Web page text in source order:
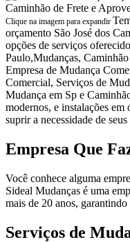
Clique na imagem para expandir
orçamento São José dos
opções de serviços
Paulo,Mudanças,
Empresa de Mudança
Comercial, Serviços de
Mudança em Sp e
modernos, e instalações em
suprir a necessidade de
Empresa Que
Você conhece alguma
Sideal Mudanças é uma
mais de 20 anos,
Serviços de